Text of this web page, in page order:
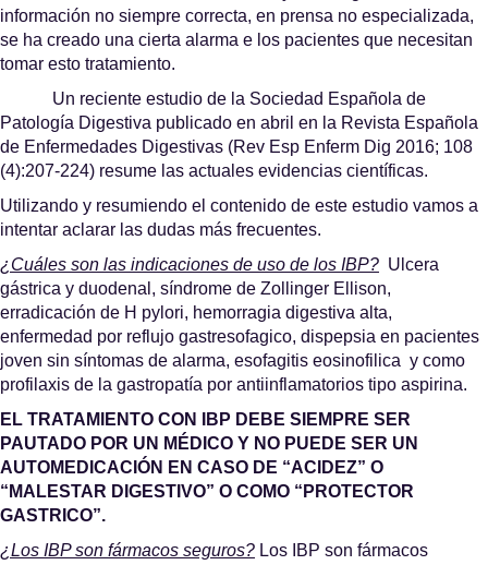
información no siempre correcta, en prensa no especializada,
se ha creado una cierta alarma e los pacientes que necesitan
tomar esto tratamiento.
Un reciente estudio de la Sociedad Española de
Patología Digestiva publicado en abril en la Revista Española
de Enfermedades Digestivas (Rev Esp Enferm Dig 2016; 108
(4):207-224) resume las actuales evidencias científicas.
Utilizando y resumiendo el contenido de este estudio vamos a
intentar aclarar las dudas más frecuentes.
¿Cuáles son las indicaciones de uso de los IBP? Ulcera
gástrica y duodenal, síndrome de Zollinger Ellison,
erradicación de H pylori, hemorragia digestiva alta,
enfermedad por reflujo gastresofagico, dispepsia en pacientes
joven sin síntomas de alarma, esofagitis eosinofilica y como
profilaxis de la gastropatía por antiinflamatorios tipo aspirina.
EL TRATAMIENTO CON IBP DEBE SIEMPRE SER
PAUTADO POR UN MÉDICO Y NO PUEDE SER UN
AUTOMEDICACIÓN EN CASO DE “ACIDEZ” O
“MALESTAR DIGESTIVO” O COMO “PROTECTOR
GASTRICO”.
¿Los IBP son fármacos seguros? Los IBP son fármacos